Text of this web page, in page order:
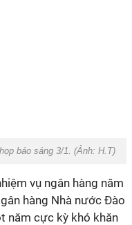
báo sáng 3/1. (Ảnh: H.T)
vụ ngân hàng năm
hàng Nhà nước Đào
năm cực kỳ khó khăn